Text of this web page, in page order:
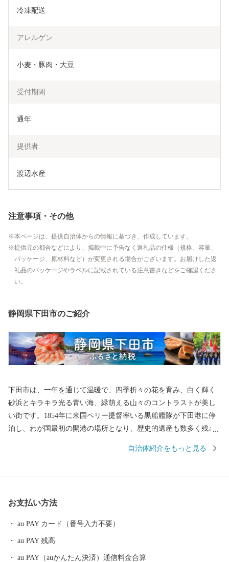
冷凍配送
アレルゲン
小麦・豚肉・大豆
受付期間
通年
提供者
渡辺水産
注意事項・その他
本ページは、提供自治体からの情報に基づき、作成しています。
提供元の都合などにより、掲載中に予告なく返礼品の仕様（規格、容量、
パッケージ、原材料など）が変更される場合がございます。お届けした返
礼品のパッケージやラベルに記載されている注意書きなどをご確認くださ
い。
静岡県下田市のご紹介
下田市は、一年を通じて温暖で、四季折々の花を育み、白く輝く
砂浜とキラキラ光る青い海、緑萌える山々のコントラストが美し
い街です。1854年に米国ペリー提督率いる黒船艦隊が下田港に停
泊し、わが国最初の開港の場所となり、歴史的遺産も数多く残さ
喫できる山海の幸、様々な魅力があふれる「ふるさと下田」を応
日・年末年始休み（12/29～1/3）】
自治体紹介をもっと見る
お支払い方法
au PAY カード（番号入力不要）
au PAY 残高
au PAY（auかんたん決済）通信料金合算